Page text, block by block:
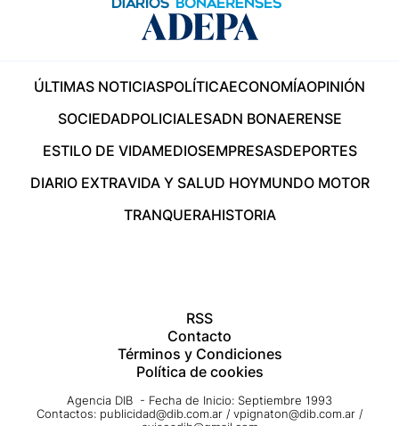
ÚLTIMAS NOTICIASPOLÍTICAECONOMÍAOPINIÓN
SOCIEDADPOLICIALESADN BONAERENSE
ESTILO DE VIDAMEDIOSEMPRESASDEPORTES
DIARIO EXTRAVIDA Y SALUD HOYMUNDO MOTOR
TRANQUERAHISTORIA
RSS
Contacto
Términos y Condiciones
Política de cookies
Agencia DIB - Fecha de Inicio: Septiembre 1993
Contactos: publicidad@dib.com.ar / vpignaton@dib.com.ar /